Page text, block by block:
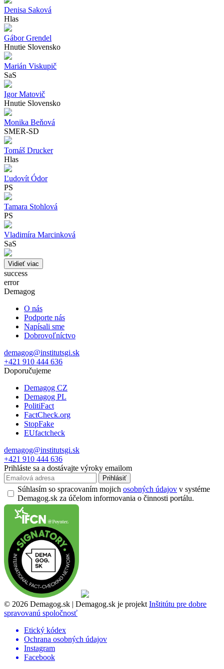
Denisa Saková
Hlas
Gábor Grendel
Hnutie Slovensko
Marián Viskupič
SaS
Igor Matovič
Hnutie Slovensko
Monika Beňová
SMER-SD
Tomáš Drucker
Hlas
Ľudovít Ódor
PS
Tamara Stohlová
PS
Vladimíra Marcinková
SaS
Vidieť viac
success
error
Demagog
O nás
Podporte nás
Napísali sme
Dobrovoľníctvo
demagog@institutsgi.sk
+421 910 444 636
Doporučujeme
Demagog CZ
Demagog PL
PolitiFact
FactCheck.org
StopFake
EUfactcheck
demagog@institutsgi.sk
+421 910 444 636
Prihláste sa a dostávajte výroky emailom
Prihlásiť
Súhlasím so spracovaním mojich osobných údajov v systéme
Demagog.sk za účelom informovania o činnosti portálu.
© 2026 Demagog.sk | Demagog.sk je projekt Inštitútu pre dobre
spravovanú spoločnosť
Etický kódex
Ochrana osobných údajov
Instagram
Facebook